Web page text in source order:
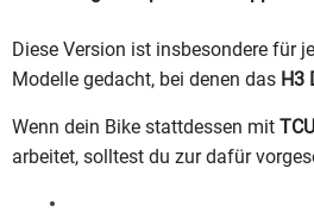
Diese Version ist insbesondere für
Modelle gedacht, bei denen das H3
Wenn dein Bike stattdessen mit
arbeitet, solltest du zur dafür